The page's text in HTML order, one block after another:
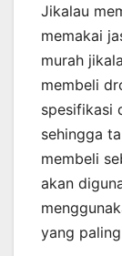
Jikalau
memakai
murah
membeli
spesifikasi
sehingga
membeli
akan
yang